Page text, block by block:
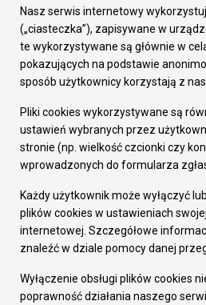
Załatw sprawę
Prezydent Miasta
Rada Miasta
Wydziały
Elektroniczna Skrzynka Podawcza
Gospodarka
Fundusze europejskie
Środki krajowe
Oferty inwestycyjne
Pozostałe
Deklaracja dostępności
Dane osobowe
Dodaj opinię o witrynie
Nasz serwis internetowy
(„ciasteczka”), zapisywane w
te wykorzystywane są głównie w
pokazujących na podstawie
sposób użytkownicy korzystają z
Pliki cookies wykorzystywane są
ustawień wybranych przez
stronie (np. wielkość czcionki czy
wprowadzonych do formularza
Każdy użytkownik może wyłączyć
plików cookies w ustawieniach
internetowej. Szczegółowe
znaleźć w dziale pomocy danej
Wyłączenie obsługi plików cookies
poprawność działania naszego